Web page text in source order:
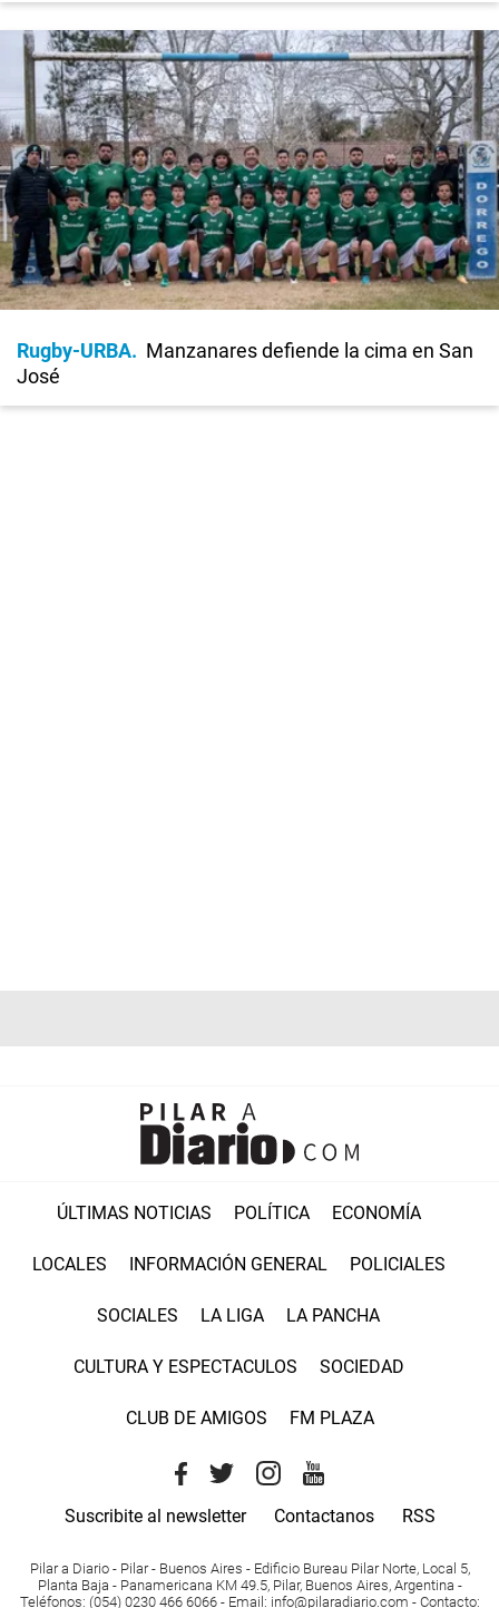
Rugby-URBA
Manzanares defiende la cima en San
José
ÚLTIMAS NOTICIAS POLÍTICA ECONOMÍA
LOCALES INFORMACIÓN GENERAL POLICIALES
SOCIALES LA LIGA LA PANCHA
CULTURA Y ESPECTACULOS SOCIEDAD
CLUB DE AMIGOS FM PLAZA
Suscribite al newsletter Contactanos RSS
Pilar a Diario - Pilar - Buenos Aires - Edificio Bureau Pilar Norte, Local 5,
Planta Baja - Panamericana KM 49.5, Pilar, Buenos Aires, Argentina -
Teléfonos: (054) 0230 466 6066 - Email : info@pilaradiario.com - Contacto: